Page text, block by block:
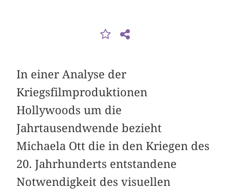
In einer Analyse der
Kriegsfilmproduktionen
Hollywoods um die
Jahrtausendwende bezieht
Michaela Ott die in den Kriegen des
20. Jahrhunderts entstandene
Notwendigkeit des visuellen